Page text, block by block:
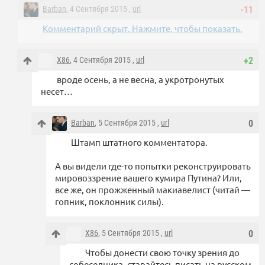
-11
Barban, 4 Сентября 2015 , url
Комментарий скрыт. Нажмите, чтобы показать.
+2
X86, 4 Сентября 2015 , url
вроде осень, а не весна, а укротронутых
несет…
0
Barban, 5 Сентября 2015 , url
Штамп штатного комментатора.
А вы видели где-то попытки реконструировать
мировоззрение вашего кумира Путина? Или,
все же, он прожженный макиавелист (читай —
гопник, поклонник силы).
0
X86, 5 Сентября 2015 , url
Чтобы донести свою точку зрения до